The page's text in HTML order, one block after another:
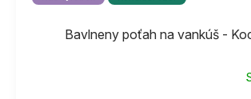
Bavlneny poťah na vankúš -